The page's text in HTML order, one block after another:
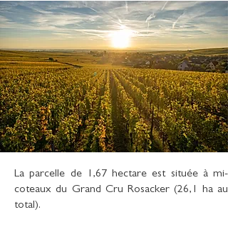
La parcelle de 1,67 hectare est située à mi-
coteaux du Grand Cru Rosacker (26,1 ha au
total).